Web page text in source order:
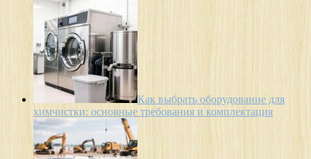
Как выбрать оборудование для
химчистки: основные требования и комплектация